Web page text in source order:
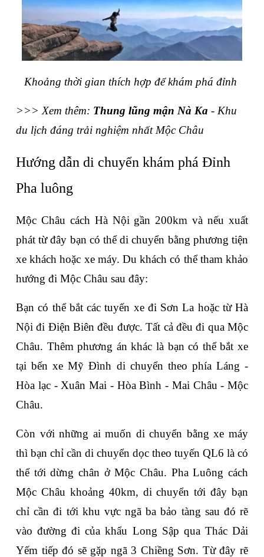
Khoảng thời gian thích hợp để khám phá đỉnh
>>> Xem thêm: Thung lũng mận Nà Ka - Khu
du lịch đáng trải nghiệm nhất Mộc Châu
Hướng dẫn di chuyển khám phá Đỉnh
Pha luông
Mộc Châu cách Hà Nội gần 200km và nếu xuất
phát từ đây bạn có thể di chuyển bằng phương tiện
xe khách hoặc xe máy. Du khách có thể tham khảo
hướng đi Mộc Châu sau đây:
Bạn có thể bắt các tuyến xe đi Sơn La hoặc từ Hà
Nội đi Điện Biên đều được. Tất cả đều đi qua Mộc
Châu. Thêm phương án khác là bạn có thể bắt xe
tại bến xe Mỹ Đình di chuyển theo phía Láng -
Hòa lạc - Xuân Mai - Hòa Bình - Mai Châu - Mộc
Châu.
Còn với những ai muốn di chuyển bằng xe máy
thì bạn chỉ cần di chuyển dọc theo tuyến QL6 là có
thể tới dừng chân ở Mộc Châu. Pha Luông cách
Mộc Châu khoảng 40km, di chuyển tới đây bạn
chỉ cần đi tới khu vực ngã ba bảo tàng sau đó rẽ
vào đường đi của khẩu Long Sập qua Thác Dải
Yếm tiếp đó sẽ gặp ngã 3 Chiềng Sơn. Từ đây rẽ